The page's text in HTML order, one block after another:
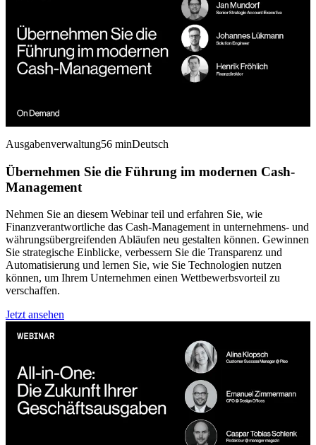
Ausgabenverwaltung56 minDeutsch
Übernehmen Sie die Führung im modernen Cash-
Management
Nehmen Sie an diesem Webinar teil und erfahren Sie, wie
Finanzverantwortliche das Cash-Management in unternehmens- und
währungsübergreifenden Abläufen neu gestalten können. Gewinnen
Sie strategische Einblicke, verbessern Sie die Transparenz und
Automatisierung und lernen Sie, wie Sie Technologien nutzen
können, um Ihrem Unternehmen einen Wettbewerbsvorteil zu
verschaffen.
Jetzt ansehen